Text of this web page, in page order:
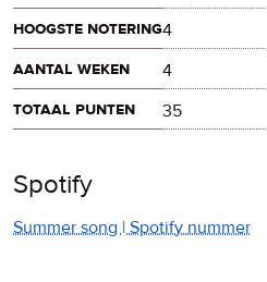
hoogste notering4
aantal weken
4
totaal punten
35
Spotify
Summer song | Spotify nummer